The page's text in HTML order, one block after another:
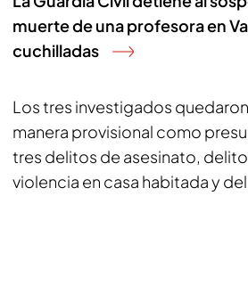
muerte de una profesora en
cuchilladas
Los tres investigados quedaron
manera provisional como
tres delitos de asesinato,
violencia en casa habitada y